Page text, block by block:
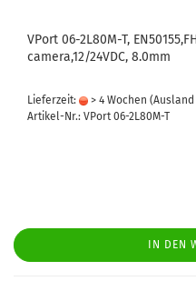
VPort 06-2L80M-T,
camera,12/24VDC, 8.0mm
Lieferzeit: > 4 Wochen
Artikel-Nr.: VPort 06-2L80M-T
IN DEN